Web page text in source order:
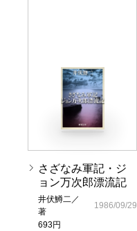
さざなみ軍記・ジ
ョン万次郎漂流記
井伏鱒二／
著
693円
1986/09/29